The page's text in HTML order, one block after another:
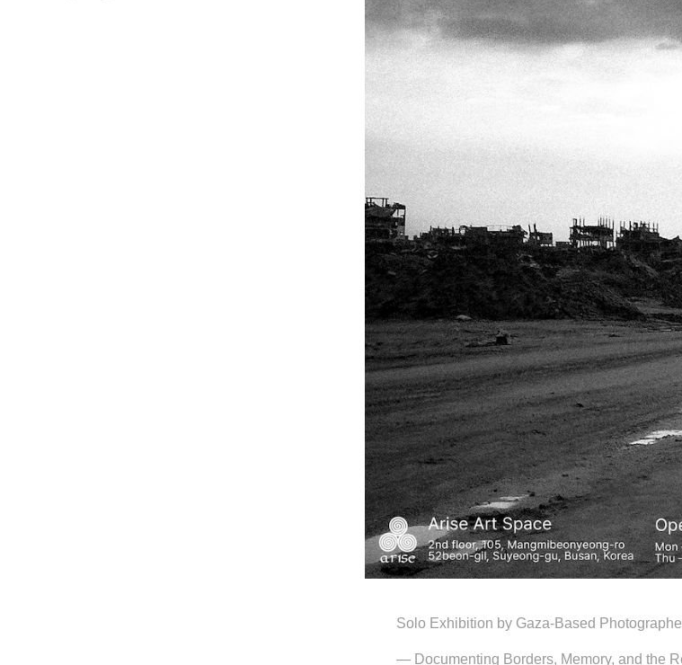
Solo Exhibition by Gaza-Based
— Documenting Borders, Memory, and the